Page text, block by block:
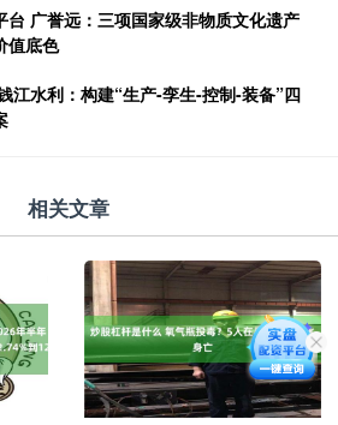
台 广誉远：三项国家级非物质文化遗产
值底色
江水利：构建“生产-孪生-控制-装备”四
相关文章